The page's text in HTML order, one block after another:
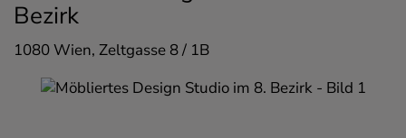
Bezirk
1080 Wien, Zeltgasse 8 / 1B